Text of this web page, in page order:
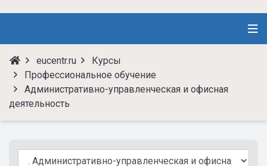
eucentr.ru
Курсы
Профессиональное обучение
Административно-управленческая и офисная
деятельность